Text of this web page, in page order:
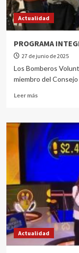
Actualidad
PROGRAMA
27 de junio de 2025
Los Bomberos
miembro del
Leer más
Actualidad